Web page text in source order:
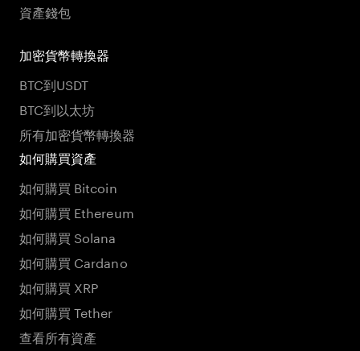
資產錢包
加密貨幣轉換器
BTC到USDT
BTC到以太坊
所有加密貨幣轉換器
如何購買資產
如何購買 Bitcoin
如何購買 Ethereum
如何購買 Solana
如何購買 Cardano
如何購買 XRP
如何購買 Tether
查看所有資產